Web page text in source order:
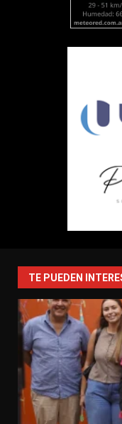
TE PUEDEN